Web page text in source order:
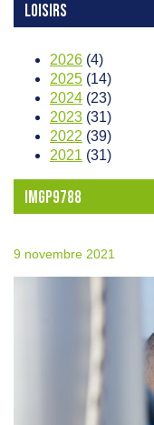
LOISIRS
2026 (4)
2025 (14)
2024 (23)
2023 (31)
2022 (39)
2021 (31)
IMGP9788
9 novembre 2021